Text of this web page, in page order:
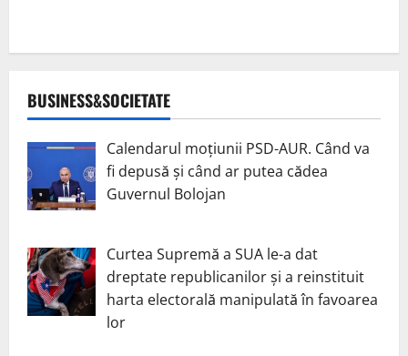
BUSINESS&SOCIETATE
Calendarul moțiunii PSD-AUR. Când va
fi depusă și când ar putea cădea
Guvernul Bolojan
Curtea Supremă a SUA le-a dat
dreptate republicanilor și a reinstituit
harta electorală manipulată în favoarea
lor